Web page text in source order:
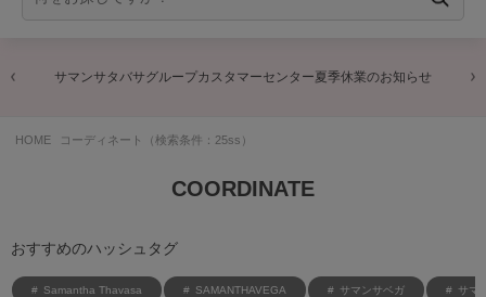
サマンサタバサグループカスタマーセンター夏季休業のお知らせ
HOME コーディネート（検索条件：25ss）
COORDINATE
おすすめのハッシュタグ
Samantha Thavasa SAMANTHAVEGA サマンサベガ サマ